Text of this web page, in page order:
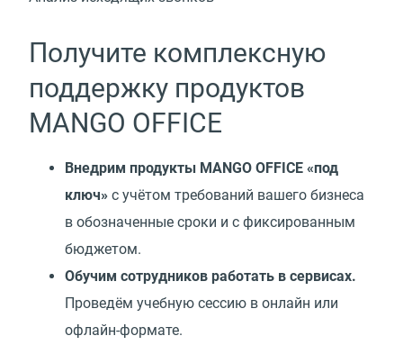
Получите комплексную
поддержку продуктов
MANGO OFFICE
Внедрим продукты MANGO OFFICE «под
ключ» с учётом требований вашего бизнеса
в обозначенные сроки и с фиксированным
бюджетом.
Обучим сотрудников работать в сервисах.
Проведём учебную сессию в онлайн или
офлайн-формате.